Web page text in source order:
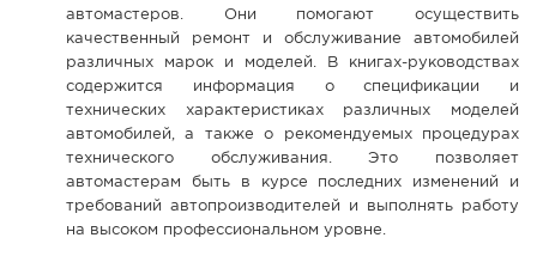
автомастеров. Они помогают осуществить
качественный ремонт и обслуживание автомобилей
различных марок и моделей. В книгах-руководствах
содержится информация о спецификации и
технических характеристиках различных моделей
автомобилей, а также о рекомендуемых процедурах
технического обслуживания. Это позволяет
автомастерам быть в курсе последних изменений и
требований автопроизводителей и выполнять работу
на высоком профессиональном уровне.